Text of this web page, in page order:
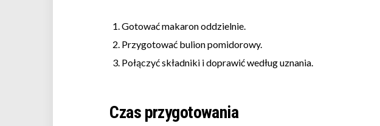
Gotować makaron oddzielnie.
Przygotować bulion pomidorowy.
Połączyć składniki i doprawić według uznania.
Czas przygotowania